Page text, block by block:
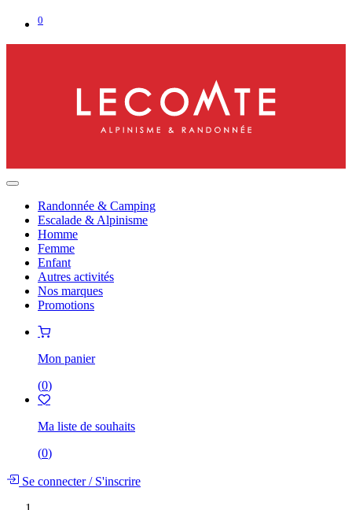
0
Randonnée & Camping
Escalade & Alpinisme
Homme
Femme
Enfant
Autres activités
Nos marques
Promotions
Mon panier
(0)
Ma liste de souhaits
(0)
Se connecter/S'inscrire